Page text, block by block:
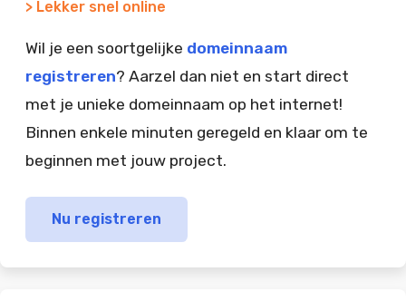
> Lekker snel online
Wil je een soortgelijke domeinnaam
registreren? Aarzel dan niet en start direct
met je unieke domeinnaam op het internet!
Binnen enkele minuten geregeld en klaar om te
beginnen met jouw project.
Nu registreren